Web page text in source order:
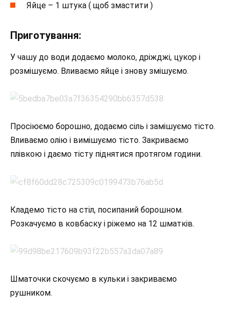
Яйце – 1 штука ( щоб змастити )
Приготування:
У чашу до води додаємо молоко, дріжджі, цукор і
розмішуємо. Вливаємо яйце і знову змішуємо.
Просіюємо борошно, додаємо сіль і замішуємо тісто.
Вливаємо олію і вимішуємо тісто. Закриваємо
плівкою і даємо тісту піднятися протягом години.
Кладемо тісто на стіл, посипаний борошном.
Розкачуємо в ковбаску і ріжемо на 12 шматків.
Шматочки скочуємо в кульки і закриваємо
рушником.